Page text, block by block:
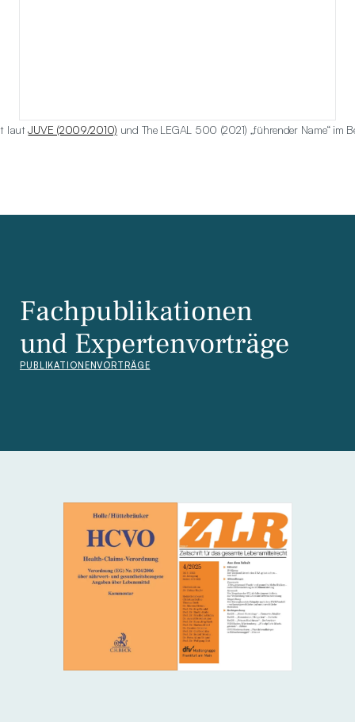
laut JUVE (2009/2010) und The LEGAL 500 (2021) „führender Name“ im
Fachpublikationen
und Expertenvorträge
PUBLIKATIONENVORTRÄGE